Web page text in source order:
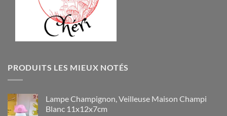
PRODUITS LES MIEUX NOTÉS
Lampe Champignon, Veilleuse Maison Champi
Blanc 11x12x7cm